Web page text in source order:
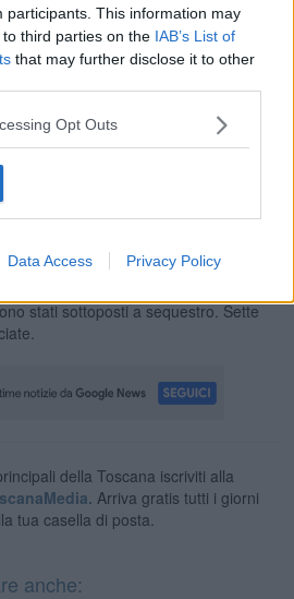
participants. This information may
third parties on the IAB’s List of
that may further disclose it to other
Opt Outs
Data Access Privacy Policy
- finalizzati a ricostruire l’intera filiera di
una serie di cessioni tra numerosi
Basilicata, Veneto, Lombardia ed
alla luce l'articolato meccanismo
crediti generati da società
non possedere alcuna proprietà.
stati sottoposti a sequestro. Sette
della Toscana iscriviti alla
Arriva gratis tutti i giorni
tua casella di posta.
anche: